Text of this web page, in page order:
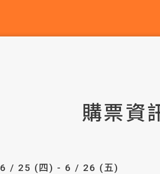
購票資
/ 25 (四) - 6 / 26 (五)